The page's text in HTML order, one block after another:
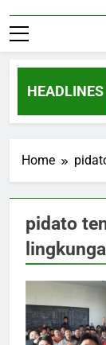
HEADLINES
Ago
Home
pidato